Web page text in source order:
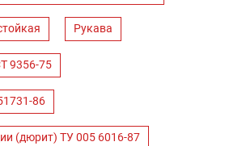
Рукава
9356-75
86
(дюрит) ТУ 005 6016-87